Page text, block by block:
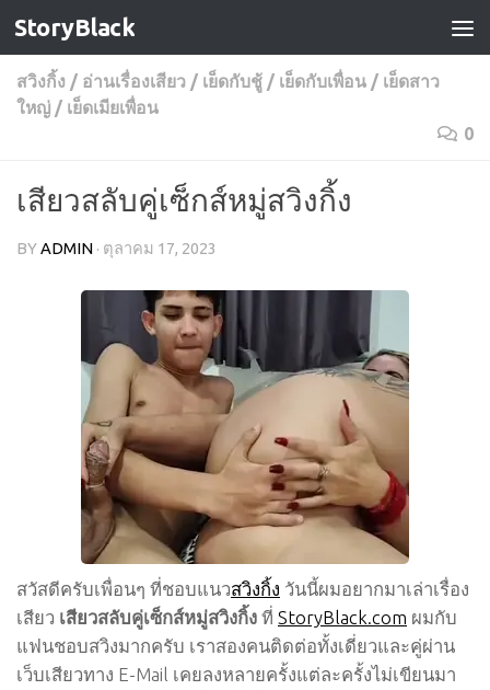
Skip to content
StoryBlack
สวิงกิ้ง / อ่านเรื่องเสียว / เย็ดกับชู้ / เย็ดกับเพื่อน / เย็ดสาว
ใหญ่ / เย็ดเมียเพื่อน
0
เสียวสลับคู่เซ็กส์หมู่สวิงกิ้ง
BYADMIN · ตุลาคม 17, 2023
สวัสดีครับเพื่อนๆ ที่ชอบแนวสวิงกิ้ง วันนี้ผมอยากมาเล่าเรื่อง
เสียว เสียวสลับคู่เซ็กส์หมู่สวิงกิ้ง ที่ StoryBlack.com ผมกับ
แฟนชอบสวิงมากครับ เราสองคนติดต่อทั้งเดี่ยวและคู่ผ่าน
เว็บเสียวทาง E-Mail เคยลงหลายครั้งแต่ละครั้งไม่เขียนมา